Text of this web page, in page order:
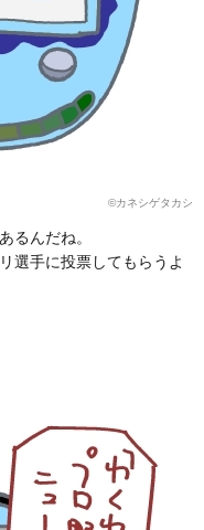
©カネシゲタカシ
るんだね。
選手に投票してもらうよ